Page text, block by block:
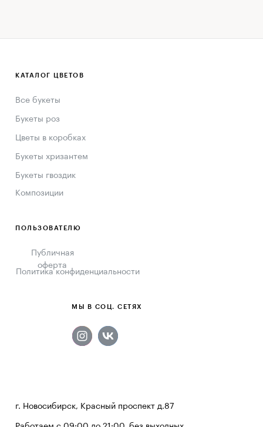
ПОЛЬЗОВАТЕЛЮ
Политика конфиденциальности
Публичная
оферта
КАТАЛОГ ЦВЕТОВ
Все букеты
Букеты роз
г. Новосибирск, Красный проспект д.87
МЫ В СОЦ. СЕТЯХ
Букеты хризантем
Букеты гвоздик
Цветы в коробках
Композиции